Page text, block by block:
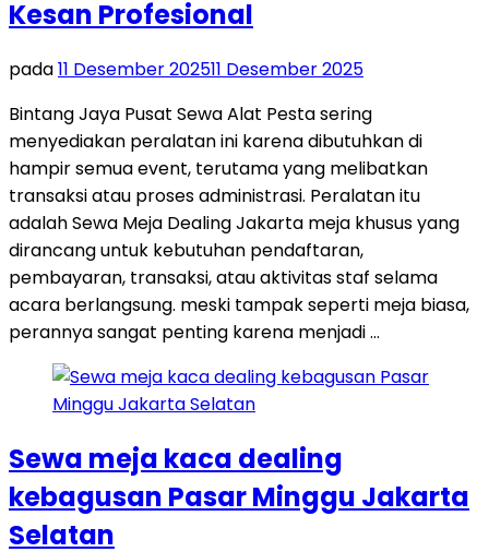
Kesan Profesional
pada11 Desember 202511 Desember 2025
Bintang Jaya Pusat Sewa Alat Pesta sering
menyediakan peralatan ini karena dibutuhkan di
hampir semua event, terutama yang melibatkan
transaksi atau proses administrasi. Peralatan itu
adalah Sewa Meja Dealing Jakarta meja khusus yang
dirancang untuk kebutuhan pendaftaran,
pembayaran, transaksi, atau aktivitas staf selama
acara berlangsung. meski tampak seperti meja biasa,
perannya sangat penting karena menjadi …
Sewa meja kaca dealing
kebagusan Pasar Minggu Jakarta
Selatan